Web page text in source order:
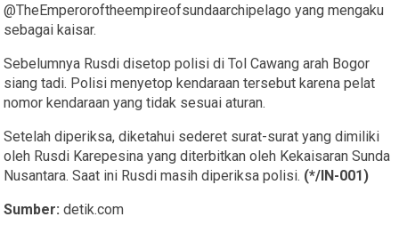
@TheEmperoroftheempireofsundaarchipelago yang mengaku
sebagai kaisar.
Sebelumnya Rusdi disetop polisi di Tol Cawang arah Bogor
siang tadi. Polisi menyetop kendaraan tersebut karena pelat
nomor kendaraan yang tidak sesuai aturan.
Setelah diperiksa, diketahui sederet surat-surat yang dimiliki
oleh Rusdi Karepesina yang diterbitkan oleh Kekaisaran Sunda
Nusantara. Saat ini Rusdi masih diperiksa polisi. (*/IN-001)
Sumber:detik.com